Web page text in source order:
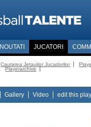
NOUTATI JUCATORI
Cautarea Jetauilor Jucadorilor
Playerarchive
Gallery Video edit this